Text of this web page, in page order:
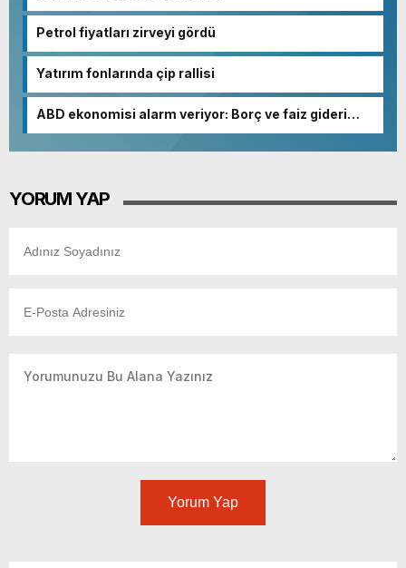
Petrol fiyatları zirveyi gördü
Yatırım fonlarında çip rallisi
ABD ekonomisi alarm veriyor: Borç ve faiz gideri
YORUM YAP
Yorum Yap